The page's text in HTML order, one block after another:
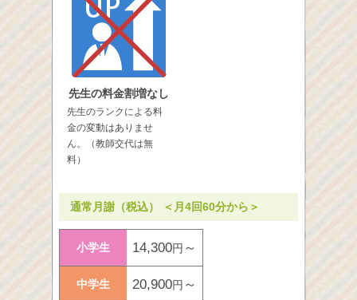
先生の料金割増なし
先生のランクによる料
金の変動はありませ
ん。（教師交代は無
料）
通常月謝（税込） ＜月4回60分から＞
小学生 14,300円 ～
中学生 20,900円 ～